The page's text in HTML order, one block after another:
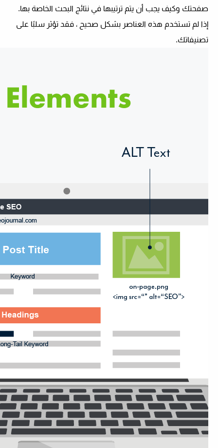
صفحتك وكيف يجب أن يتم ترتيبها في نتائج البحث الخاصة بها.
إذا لم تستخدم هذه العناصر بشكل صحيح ، فقد تؤثر سلبًا على
تصنيفاتك.